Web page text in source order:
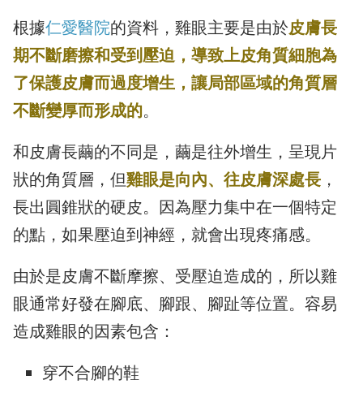
根據仁愛醫院的資料，雞眼主要是由於皮膚長
期不斷磨擦和受到壓迫，導致上皮角質細胞為
了保護皮膚而過度增生，讓局部區域的角質層
不斷變厚而形成的。
和皮膚長繭的不同是，繭是往外增生，呈現片
狀的角質層，但雞眼是向內、往皮膚深處長 ，
長出圓錐狀的硬皮。因為壓力集中在一個特定
的點，如果壓迫到神經，就會出現疼痛感。
由於是皮膚不斷摩擦、受壓迫造成的，所以雞
眼通常好發在腳底、腳跟、腳趾等位置。容易
造成雞眼的因素包含：
穿不合腳的鞋